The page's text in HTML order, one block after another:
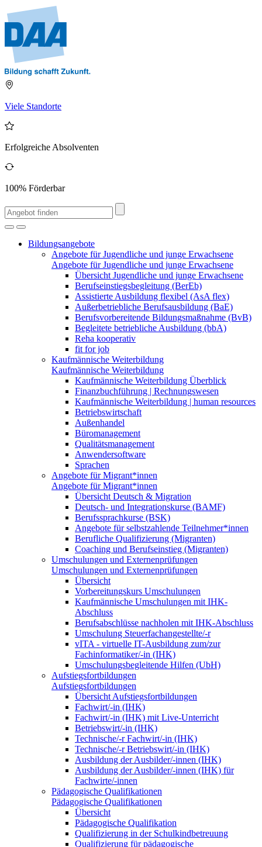
Viele Standorte
Erfolgreiche Absolventen
100% Förderbar
Bildungsangebote
Angebote für Jugendliche und junge Erwachsene
Angebote für Jugendliche und junge Erwachsene
Übersicht Jugendliche und junge Erwachsene
Berufseinstiegsbegleitung (BerEb)
Assistierte Ausbildung flexibel (AsA flex)
Außerbetriebliche Berufsausbildung (BaE)
Berufsvorbereitende Bildungsmaßnahme (BvB)
Begleitete betriebliche Ausbildung (bbA)
Reha kooperativ
fit for job
Kaufmännische Weiterbildung
Kaufmännische Weiterbildung
Kaufmännische Weiterbildung Überblick
Finanzbuchführung | Rechnungswesen
Kaufmännische Weiterbildung | human resources
Betriebswirtschaft
Außenhandel
Büromanagement
Qualitätsmanagement
Anwendersoftware
Sprachen
Angebote für Migrant*innen
Angebote für Migrant*innen
Übersicht Deutsch & Migration
Deutsch- und Integrationskurse (BAMF)
Berufssprachkurse (BSK)
Angebote für selbstzahlende Teilnehmer*innen
Berufliche Qualifizierung (Migranten)
Coaching und Berufseinstieg (Migranten)
Umschulungen und Externenprüfungen
Umschulungen und Externenprüfungen
Übersicht
Vorbereitungskurs Umschulungen
Kaufmännische Umschulungen mit IHK-
Abschluss
Berufsabschlüsse nachholen mit IHK-Abschluss
Umschulung Steuerfachangestellte/-r
vITA - virtuelle IT-Ausbildung zum/zur
Fachinformatiker/-in (IHK)
Umschulungsbegleitende Hilfen (UbH)
Aufstiegsfortbildungen
Aufstiegsfortbildungen
Übersicht Aufstiegsfortbildungen
Fachwirt/-in (IHK)
Fachwirt/-in (IHK) mit Live-Unterricht
Betriebswirt/-in (IHK)
Technische/-r Fachwirt/-in (IHK)
Technische/-r Betriebswirt/-in (IHK)
Ausbildung der Ausbilder/-innen (IHK)
Ausbildung der Ausbilder/-innen (IHK) für
Fachwirte/-innen
Pädagogische Qualifikationen
Pädagogische Qualifikationen
Übersicht
Pädagogische Qualifikation
Qualifizierung in der Schulkindbetreuung
Qualifizierung für pädagogische